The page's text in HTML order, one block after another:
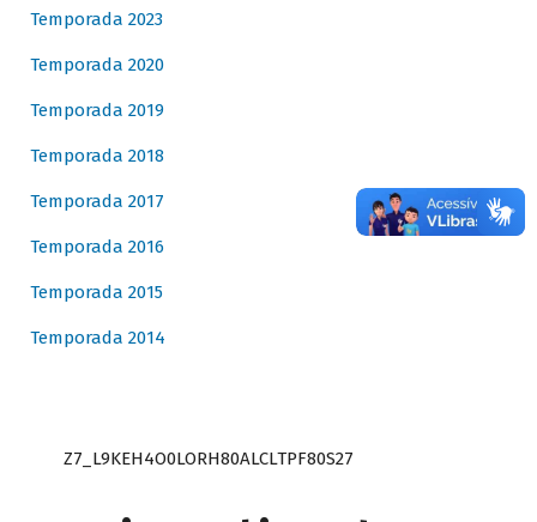
Temporada 2023
Temporada 2020
Temporada 2019
Temporada 2018
Temporada 2017
Temporada 2016
Temporada 2015
Temporada 2014
Z7_L9KEH4O0LORH80ALCLTPF80S27